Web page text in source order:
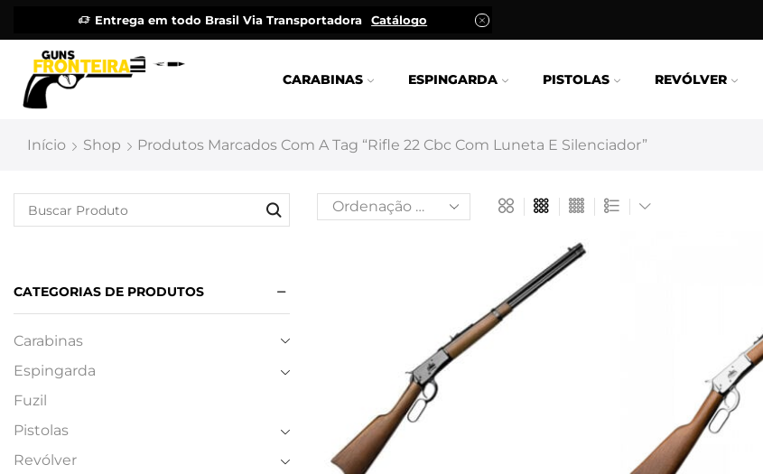
Entrega em todo Brasil Via Transportadora Catálogo
CARABINAS ESPINGARDA PISTOLAS REVÓLVER
Início Shop Produtos Marcados Com A Tag “rifle 22 Cbc Com Luneta E Silenciador”
CATEGORIAS DE PRODUTOS
Carabinas
Espingarda
Fuzil
Pistolas
Revólver